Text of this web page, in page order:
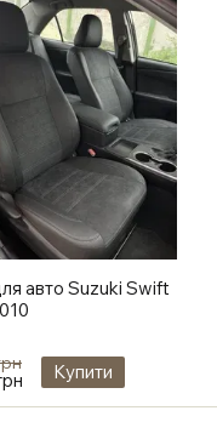
авто Suzuki Swift
Купити